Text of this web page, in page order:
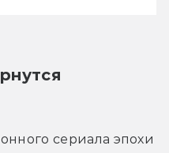
сериала эпохи